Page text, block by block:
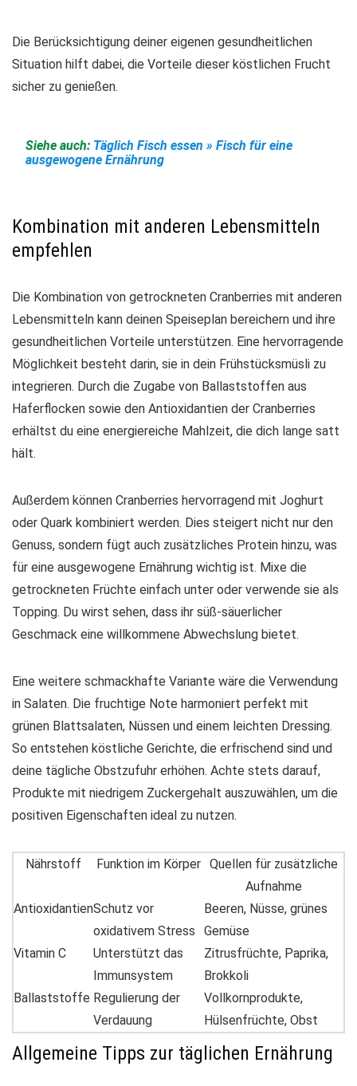
Die Berücksichtigung deiner eigenen gesundheitlichen
Situation hilft dabei, die Vorteile dieser köstlichen Frucht
sicher zu genießen.
Siehe auch: Täglich Fisch essen » Fisch für eine
ausgewogene Ernährung
Kombination mit anderen Lebensmitteln
empfehlen
Die Kombination von getrockneten Cranberries mit anderen
Lebensmitteln kann deinen Speiseplan bereichern und ihre
gesundheitlichen Vorteile unterstützen. Eine hervorragende
Möglichkeit besteht darin, sie in dein Frühstücksmüsli zu
integrieren. Durch die Zugabe von Ballaststoffen aus
Haferflocken sowie den Antioxidantien der Cranberries
erhältst du eine energiereiche Mahlzeit, die dich lange satt
hält.
Außerdem können Cranberries hervorragend mit Joghurt
oder Quark kombiniert werden. Dies steigert nicht nur den
Genuss, sondern fügt auch zusätzliches Protein hinzu, was
für eine ausgewogene Ernährung wichtig ist. Mixe die
getrockneten Früchte einfach unter oder verwende sie als
Topping. Du wirst sehen, dass ihr süß-säuerlicher
Geschmack eine willkommene Abwechslung bietet.
Eine weitere schmackhafte Variante wäre die Verwendung
in Salaten. Die fruchtige Note harmoniert perfekt mit
grünen Blattsalaten, Nüssen und einem leichten Dressing.
So entstehen köstliche Gerichte, die erfrischend sind und
deine tägliche Obstzufuhr erhöhen. Achte stets darauf,
Produkte mit niedrigem Zuckergehalt auszuwählen, um die
positiven Eigenschaften ideal zu nutzen.
Nährstoff Funktion im Körper Quellen für zusätzliche
Aufnahme
AntioxidantienSchutz vor
oxidativem Stress
Beeren, Nüsse, grünes
Gemüse
Vitamin C
Unterstützt das
Immunsystem
Zitrusfrüchte, Paprika,
Brokkoli
Ballaststoffe Regulierung der
Verdauung
Vollkornprodukte,
Hülsenfrüchte, Obst
Allgemeine Tipps zur täglichen Ernährung